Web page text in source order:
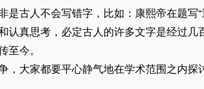
古人不会写错字，比如：康熙帝在题写“
认真思考，必定古人的许多文字是经过几
至今。
大家都要平心静气地在学术范围之内探